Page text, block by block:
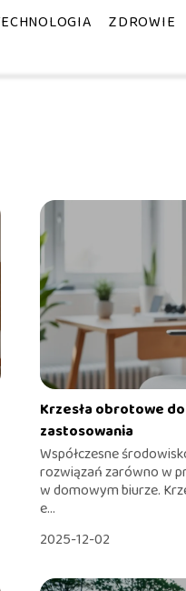
ZDROWIE
Krzesła obrotowe
zastosowania
Współczesne
rozwiązań zarówno w
w domowym biurze.
e...
2025-12-02